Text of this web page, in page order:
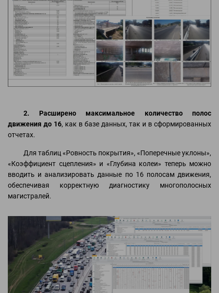
2. Расширено максимальное количество полос
движения до 16, как в базе данных, так и в сформированных
отчетах.
Для таблиц «Ровность покрытия», «Поперечные уклоны»,
«Коэффициент сцепления» и «Глубина колеи» теперь можно
вводить и анализировать данные по 16 полосам движения,
обеспечивая корректную диагностику многополосных
магистралей.